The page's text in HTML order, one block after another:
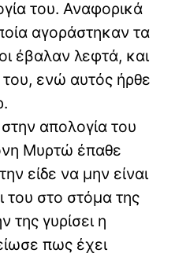
του. Αναφορικά
αγοράστηκαν τα
έβαλαν λεφτά, και
ενώ αυτός ήρθε
απολογία του
Μυρτώ έπαθε
είδε να μην είναι
του στο στόμα της
της γυρίσει η
πως έχει